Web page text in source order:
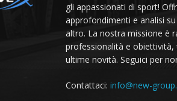
gli appassionati di sport!
approfondimenti e analisi
altro. La nostra missione è
professionalità e
ultime novità. Seguici per
Contattaci: info@new-